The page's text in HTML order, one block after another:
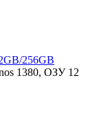
256GB
1380, ОЗУ 12